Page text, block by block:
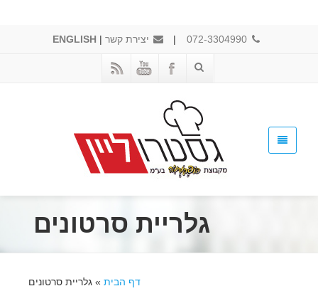
072-3304990
| יצירת קשר |
ENGLISH
גלריית סרטונים
דף הבית » גלריית סרטונים